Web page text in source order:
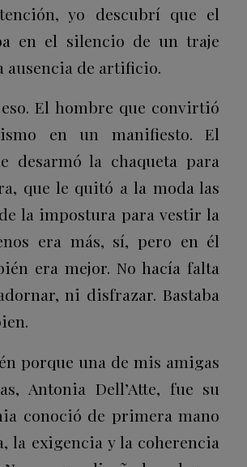
yo descubrí que el
en el silencio de un traje
ausencia de artificio.
El hombre que convirtió
en un manifiesto. El
desarmó la chaqueta para
que le quitó a la moda las
la impostura para vestir la
era más, sí, pero en él
era mejor. No hacía falta
ni disfrazar. Bastaba
porque una de mis amigas
Antonia Dell’Atte, fue su
conoció de primera mano
la exigencia y la coherencia